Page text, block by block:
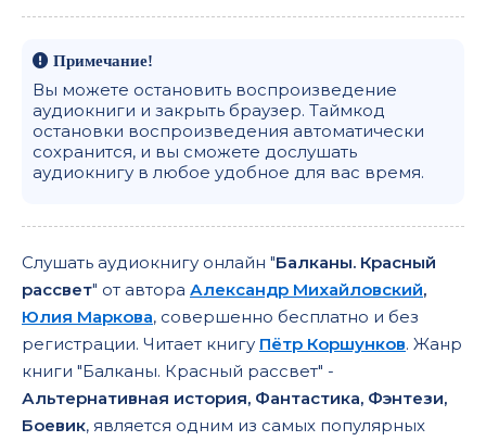
Примечание!
Вы можете остановить воспроизведение
аудиокниги и закрыть браузер. Таймкод
остановки воспроизведения автоматически
сохранится, и вы сможете дослушать
аудиокнигу в любое удобное для вас время.
Слушать аудиокнигу онлайн "Балканы. Красный
рассвет" от автора Александр Михайловский,
Юлия Маркова, совершенно бесплатно и без
регистрации. Читает книгу Пётр Коршунков. Жанр
книги "Балканы. Красный рассвет" -
Альтернативная история, Фантастика, Фэнтези,
Боевик, является одним из самых популярных